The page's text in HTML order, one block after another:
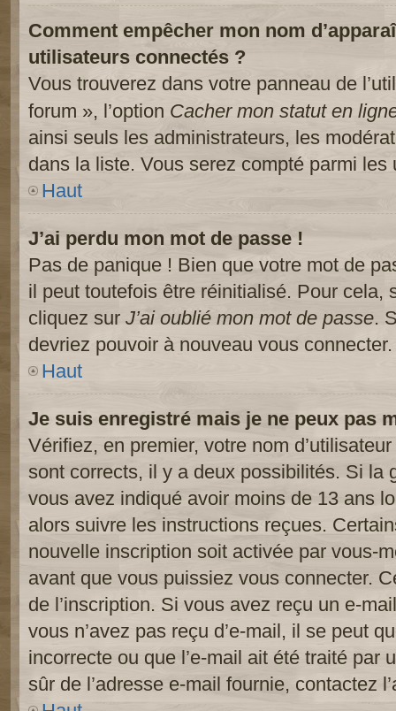
Comment empêcher mon nom
utilisateurs connectés ?
Vous trouverez dans votre panneau de
forum », l’option Cacher mon statut en
ainsi seuls les administrateurs, les
dans la liste. Vous serez compté parmi
Haut
J’ai perdu mon mot de passe !
Pas de panique ! Bien que votre mot de
il peut toutefois être réinitialisé. Pour cela,
cliquez sur J’ai oublié mon mot de passe.
devriez pouvoir à nouveau vous connecter.
Haut
Je suis enregistré mais je ne peux pas
Vérifiez, en premier, votre nom
sont corrects, il y a deux possibilités. Si la
vous avez indiqué avoir moins de 13 ans
alors suivre les instructions reçues.
nouvelle inscription soit activée par vous-
avant que vous puissiez vous connecter.
de l’inscription. Si vous avez reçu un e-
vous n’avez pas reçu d’e-mail, il se peut
incorrecte ou que l’e-mail ait été traité par
sûr de l’adresse e-mail fournie, contactez